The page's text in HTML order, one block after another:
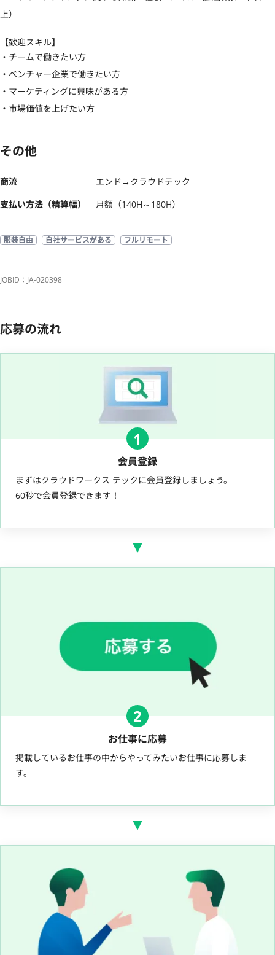
上）
【歓迎スキル】
・チームで働きたい方
・ベンチャー企業で働きたい方
・マーケティングに興味がある方
・市場価値を上げたい方
その他
商流
エンド→クラウドテック
支払い方法（精算幅）
月額（140H～180H）
服装自由 自社サービスがある フルリモート
JOBID：JA-020398
応募の流れ
1
会員登録
まずはクラウドワークス テックに会員登録しましょう。
60秒で会員登録できます！
2
お仕事に応募
掲載しているお仕事の中からやってみたいお仕事に応募しま
す。